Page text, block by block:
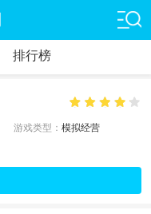
排行榜
游戏类型： 模拟经营